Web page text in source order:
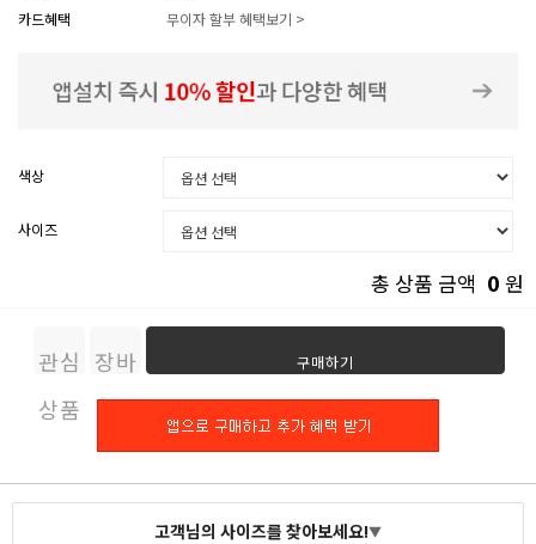
카드혜택
무이자 할부 혜택보기 >
색상
사이즈
총 상품 금액 0 원
관심
상품
장바
구니
구매하기
고객님의 사이즈를 찾아보세요!▼